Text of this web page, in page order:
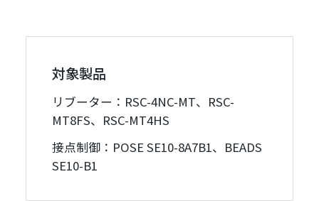
対象製品
リブーター：RSC-4NC-MT、RSC-
MT8FS、RSC-MT4HS
接点制御：POSE SE10-8A7B1、BEADS
SE10-B1